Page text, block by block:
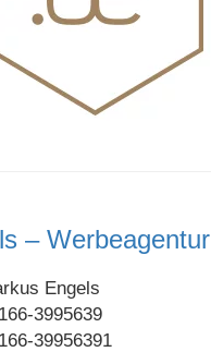
– Werbeagentur
Engels
3995639
39956391